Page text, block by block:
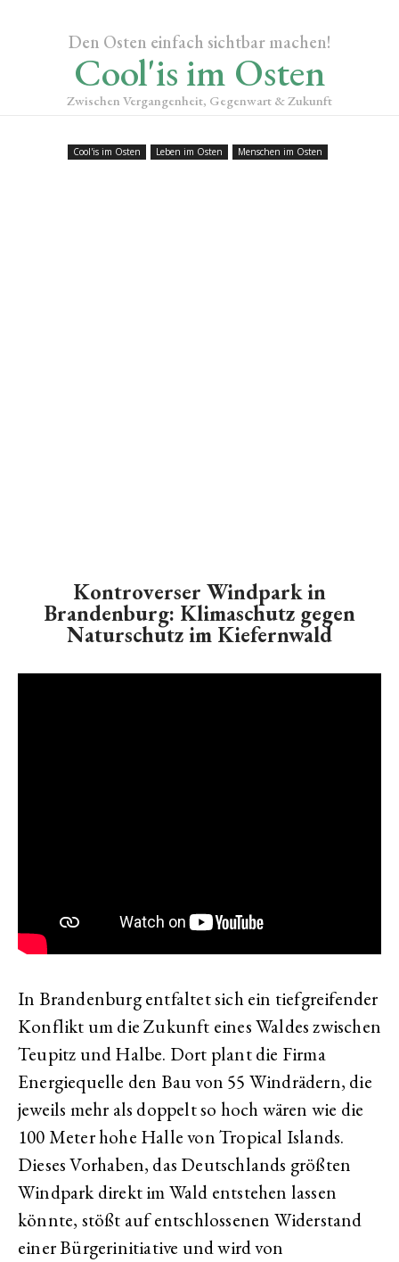
Den Osten einfach sichtbar machen!
Cool'is im Osten
Zwischen Vergangenheit, Gegenwart & Zukunft
Cool'is im Osten Leben im Osten Menschen im Osten
Kontroverser Windpark in
Brandenburg: Klimaschutz gegen
Naturschutz im Kiefernwald
In Brandenburg entfaltet sich ein tiefgreifender
Konflikt um die Zukunft eines Waldes zwischen
Teupitz und Halbe. Dort plant die Firma
Energiequelle den Bau von 55 Windrädern, die
jeweils mehr als doppelt so hoch wären wie die
100 Meter hohe Halle von Tropical Islands.
Dieses Vorhaben, das Deutschlands größten
Windpark direkt im Wald entstehen lassen
könnte, stößt auf entschlossenen Widerstand
einer Bürgerinitiative und wird von